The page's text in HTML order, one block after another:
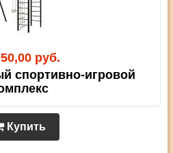
руб.
спортивно-игровой
Купить